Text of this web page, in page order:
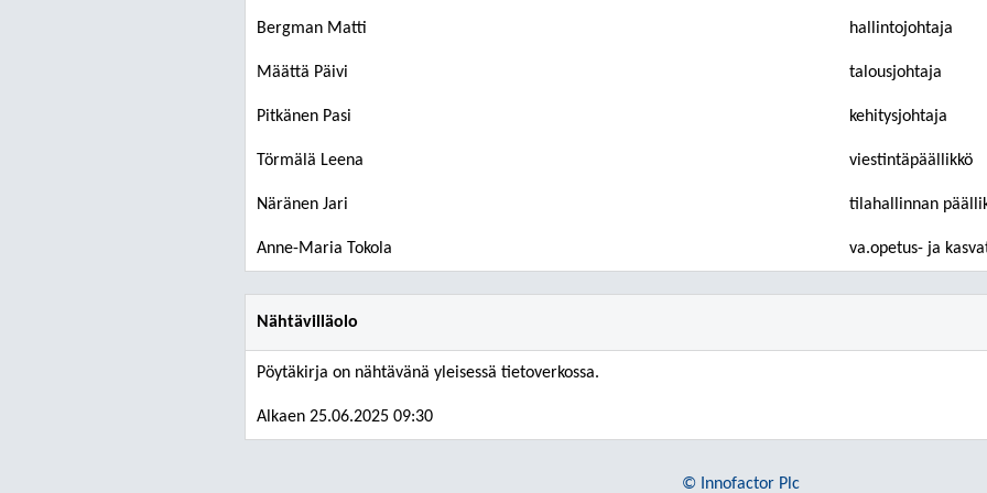
Bergman Matti hallintojohtaja
Määttä Päivi talousjohtaja
Pitkänen Pasi kehitysjohtaja
Törmälä Leena viestintäpäällikkö
Näränen Jari tilahallinnan
Anne-Maria Tokola va.opetus- ja
Nähtävilläolo
Pöytäkirja on nähtävänä yleisessä tietoverkossa.
Alkaen 25.06.2025 09:30
© Innofactor Plc